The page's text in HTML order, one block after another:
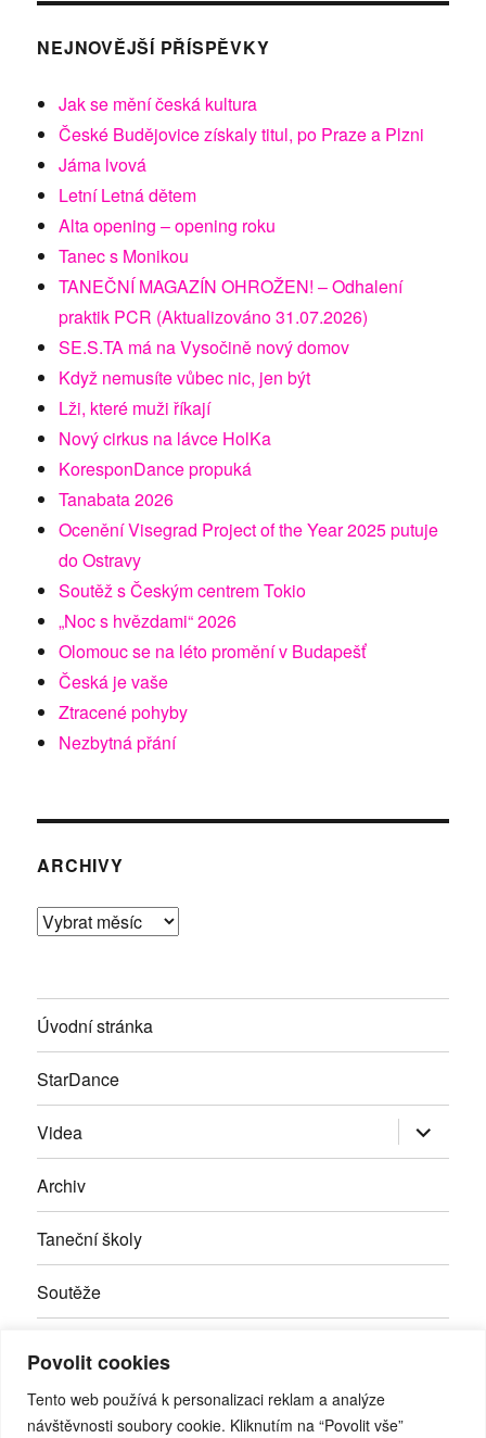
Povolit cookies
Tento web používá k personalizaci reklam a analýze
návštěvnosti soubory cookie. Kliknutím na “Povolit vše”
NEJNOVĚJŠÍ PŘÍSPĚVKY
Jak se mění česká kultura
České Budějovice získaly titul, po Praze a Plzni
Jáma lvová
Letní Letná dětem
Alta opening – opening roku
Tanec s Monikou
TANEČNÍ MAGAZÍN OHROŽEN! – Odhalení
praktik PCR (Aktualizováno 31.07.2026)
SE.S.TA má na Vysočině nový domov
Když nemusíte vůbec nic, jen být
Lži, které muži říkají
Nový cirkus na lávce HolKa
KoresponDance propuká
Tanabata 2026
Ocenění Visegrad Project of the Year 2025 putuje
do Ostravy
Soutěž s Českým centrem Tokio
„Noc s hvězdami“ 2026
Olomouc se na léto promění v Budapešť
Česká je vaše
Ztracené pohyby
Nezbytná přání
ARCHIVY
Archivy
Úvodní stránka
StarDance
Videa Zobrazit
položky
Archiv
Taneční školy
Soutěže
Kontakty